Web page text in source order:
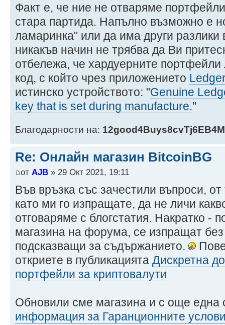
Факт е, че ние не отваряме
стара партида. Напълно възможно е
ламаринка" или да има други разлики
никакъв начин не трябва да Ви
отбележа, че хардуерните
код, с който чрез приложението
истинско устройството: "Genuine
key that is set during manufacture."
Благодарности на:
Re: Онлайн магазин BitcoinBG
от AJB » 29 Окт 2021, 19:11
Във връзка със зачестили въпроси,
като ми го изпращате, да не личи
отговаряме с блогстатия. Накратко -
магазина на форума, се изпращат
подсказващи за съдържанието.
откриете в публикацията Дискретна
портфейли за криптовалути
Обновили сме магазина и с още една
информация за Гаранционните